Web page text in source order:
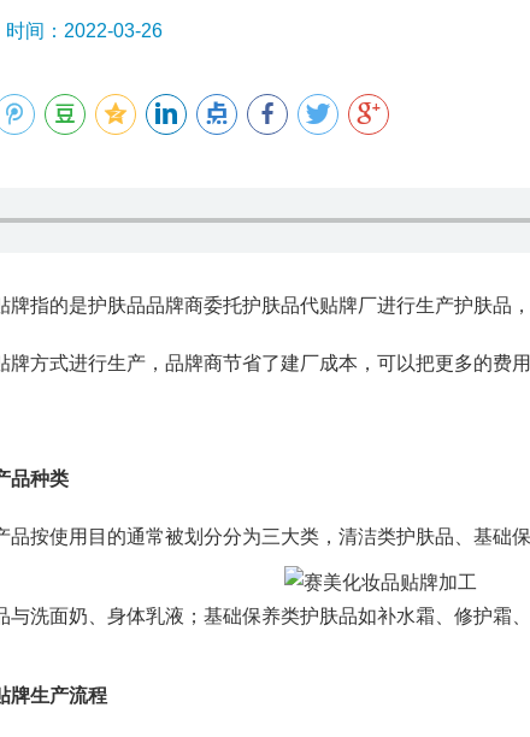
间：2022-03-26
的是护肤品品牌商委托护肤品代贴牌厂进行生产护肤品
牌方式进行生产，品牌商节省了建厂成本，可以把更多的费
品种类
使用目的通常被划分分为三大类，清洁类护肤品、基础
与洗面奶、身体乳液；基础保养类护肤品如补水霜、修护霜
牌生产流程